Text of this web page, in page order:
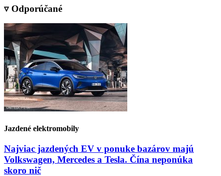
▿ Odporúčané
Jazdené elektromobily
Najviac jazdených EV v ponuke bazárov majú
Volkswagen, Mercedes a Tesla. Čína neponúka
skoro nič